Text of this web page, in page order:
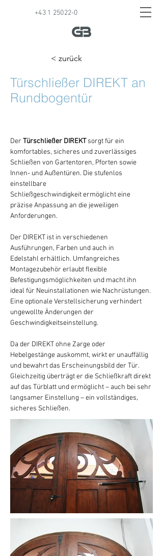
+43 1 25022-0
< zurück
Türschließer DIREKT an
Rundbogentür
Der Türschließer DIREKT sorgt für ein
komfortables, sicheres und zuverlässiges
Schließen von Gartentoren, Pforten sowie
Innen- und Außentüren. Die stufenlos
einstellbare
Schließgeschwindigkeit ermöglicht eine
präzise Anpassung an die jeweiligen
Anforderungen.
Der DIREKT ist in verschiedenen
Ausführungen, Farben und auch in
Edelstahl erhältlich. Umfangreiches
Montagezubehör erlaubt flexible
Befestigungsmöglichkeiten und macht ihn
ideal für Neuinstallationen wie Nachrüstungen.
Eine optionale Verstellsicherung verhindert
ungewollte Änderungen der
Geschwindigkeitseinstellung.
Da der DIREKT ohne Zarge oder
Hebelgestänge auskommt, wirkt er unauffällig
und bewahrt das Erscheinungsbild der Tür.
Gleichzeitig überträgt er die Schließkraft direkt
auf das Türblatt und ermöglicht – auch bei sehr
langsamer Einstellung – ein vollständiges,
sicheres Schließen.